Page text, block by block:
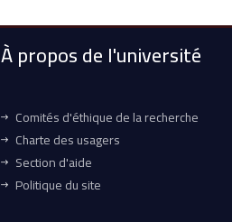
À propos de l'université
Comités d'éthique de la recherche
Charte des usagers
Section d'aide
Politique du site